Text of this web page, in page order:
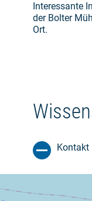
Interessante
der Bolter
Ort.
Kontakt